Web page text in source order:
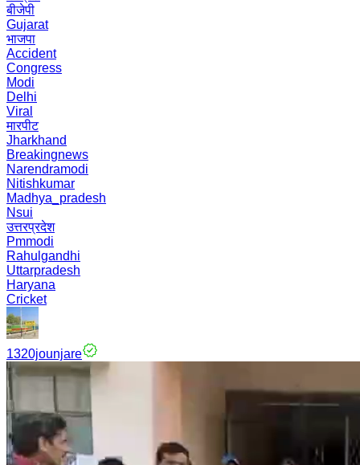
बीजेपी
Gujarat
भाजपा
Accident
Congress
Modi
Delhi
Viral
मारपीट
Jharkhand
Breakingnews
Narendramodi
Nitishkumar
Madhya_pradesh
Nsui
उत्तरप्रदेश
Pmmodi
Rahulgandhi
Uttarpradesh
Haryana
Cricket
1320jounjare